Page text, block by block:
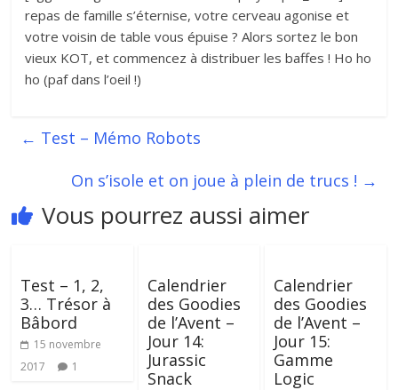
repas de famille s’éternise, votre cerveau agonise et
votre voisin de table vous épuise ? Alors sortez le bon
vieux KOT, et commencez à distribuer les baffes ! Ho ho
ho (paf dans l’oeil !)
← Test – Mémo Robots
On s’isole et on joue à plein de trucs ! →
Vous pourrez aussi aimer
Test – 1, 2,
3… Trésor à
Bâbord
15 novembre
2017
1
Calendrier
des Goodies
de l’Avent –
Jour 14:
Jurassic
Snack
Calendrier
des Goodies
de l’Avent –
Jour 15:
Gamme
Logic